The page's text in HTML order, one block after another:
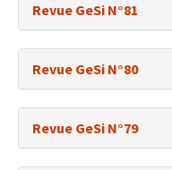
Revue GeSi N°81
Revue GeSi N°80
Revue GeSi N°79